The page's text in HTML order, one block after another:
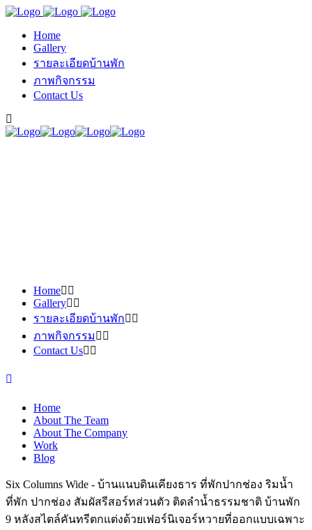
Home
Gallery
รายละเอียดบ้านพัก
ภาพกิจกรรม
Contact Us
Home
Gallery
รายละเอียดบ้านพัก
ภาพกิจกรรม
Contact Us
Home
About The Team
About The Company
Work
Blog
Six Columns Wide - บ้านแนบดินเคียงธาร ที่พักปากช่อง ริมน้ำ
ที่พัก ปากช่อง สัมผัสรีสอร์ทส่วนตัว ติดลำน้ำธรรมชาติ บ้านพัก
9 หลังสไตล์คันทรีตกแต่งด้วยเฟอร์นิเจอร์หวายที่ออกแบบเฉพาะ